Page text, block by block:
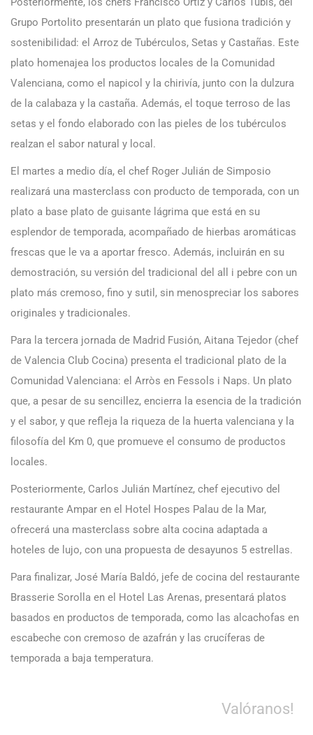
Grupo Portolito presentarán un plato que fusiona tradición y
sostenibilidad: el Arroz de Tubérculos, Setas y Castañas. Este
plato homenajea los productos locales de la Comunidad
Valenciana, como el napicol y la chirivía, junto con la dulzura
de la calabaza y la castaña. Además, el toque terroso de las
setas y el fondo elaborado con las pieles de los tubérculos
realzan el sabor natural y local.
El martes a medio día, el chef Roger Julián de Simposio
realizará una masterclass con producto de temporada, con un
plato a base plato de guisante lágrima que está en su
esplendor de temporada, acompañado de hierbas aromáticas
frescas que le va a aportar fresco. Además, incluirán en su
demostración, su versión del tradicional del all i pebre con un
plato más cremoso, fino y sutil, sin menospreciar los sabores
originales y tradicionales.
Para la tercera jornada de Madrid Fusión, Aitana Tejedor (chef
de Valencia Club Cocina) presenta el tradicional plato de la
Comunidad Valenciana: el Arròs en Fessols i Naps. Un plato
que, a pesar de su sencillez, encierra la esencia de la tradición
y el sabor, y que refleja la riqueza de la huerta valenciana y la
filosofía del Km 0, que promueve el consumo de productos
locales.
Posteriormente, Carlos Julián Martínez, chef ejecutivo del
restaurante Ampar en el Hotel Hospes Palau de la Mar,
ofrecerá una masterclass sobre alta cocina adaptada a
hoteles de lujo, con una propuesta de desayunos 5 estrellas.
Para finalizar, José María Baldó, jefe de cocina del restaurante
Brasserie Sorolla en el Hotel Las Arenas, presentará platos
basados en productos de temporada, como las alcachofas en
escabeche con cremoso de azafrán y las crucíferas de
temporada a baja temperatura.
Valóranos!